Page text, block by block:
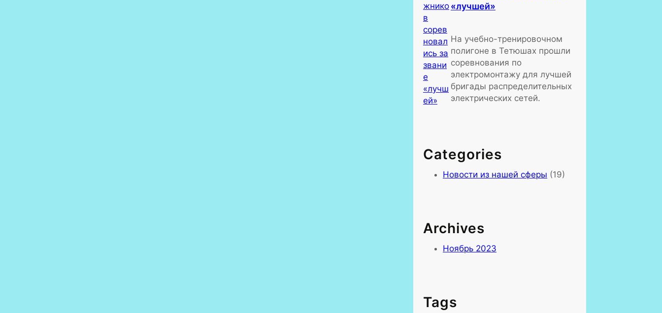
«лучшей»
На учебно-тренировочном
полигоне в Тетюшах прошли
соревнования по
электромонтажу для лучшей
бригады распределительных
электрических сетей.
Categories
Новости из нашей сферы (19)
Archives
Ноябрь 2023
Tags